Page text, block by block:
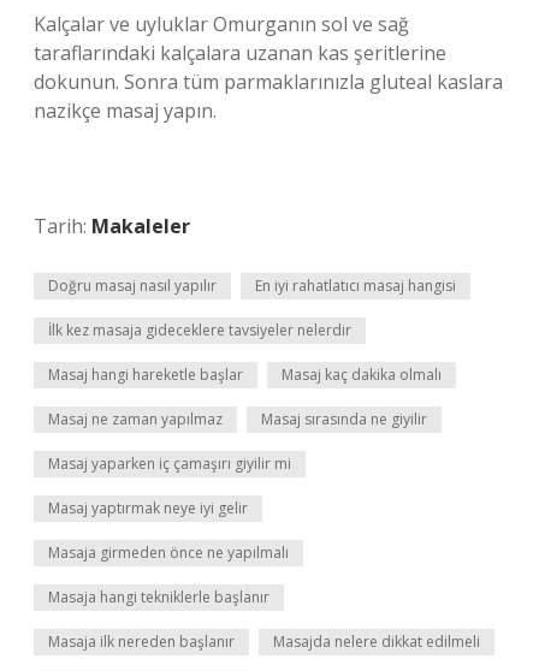
Kalçalar ve uyluklar Omurganın sol ve sağ
taraflarındaki kalçalara uzanan kas şeritlerine
dokunun. Sonra tüm parmaklarınızla gluteal kaslara
nazikçe masaj yapın.
Tarih: Makaleler
Doğru masaj nasıl yapılır En iyi rahatlatıcı masaj hangisi
İlk kez masaja gideceklere tavsiyeler nelerdir
Masaj hangi hareketle başlar Masaj kaç dakika olmalı
Masaj ne zaman yapılmaz Masaj sırasında ne giyilir
Masaj yaparken iç çamaşırı giyilir mi
Masaj yaptırmak neye iyi gelir
Masaja girmeden önce ne yapılmalı
Masaja hangi tekniklerle başlanır
Masaja ilk nereden başlanır Masajda nelere dikkat edilmeli